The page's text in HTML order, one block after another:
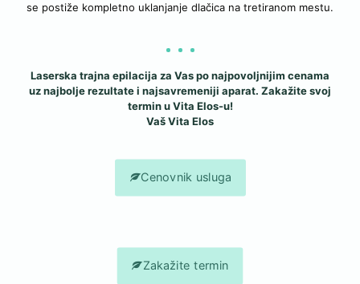
se postiže kompletno uklanjanje dlačica na tretiranom mestu.
Laserska trajna epilacija za Vas po najpovoljnijim cenama
uz najbolje rezultate i najsavremeniji aparat. Zakažite svoj
termin u Vita Elos-u!
Vaš Vita Elos
Cenovnik usluga
Zakažite termin